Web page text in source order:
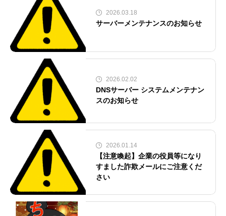
2026.03.18
サーバーメンテナンスのお知らせ
2026.02.02
DNSサーバー システムメンテナン
スのお知らせ
2026.01.14
【注意喚起】企業の役員等になり
すました詐欺メールにご注意くだ
さい